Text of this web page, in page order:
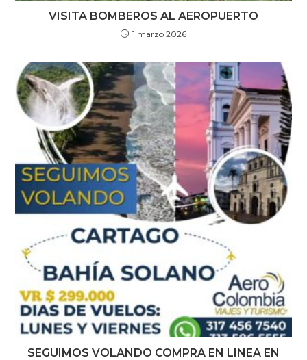
VISITA BOMBEROS AL AEROPUERTO
1 marzo 2026
SEGUIMOS VOLANDO COMPRA EN LINEA EN